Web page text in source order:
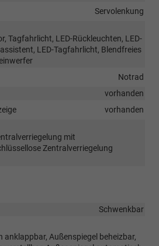
Servolenkung
Tagfahrlicht, LED-Rückleuchten, LED-
LED-Tagfahrlicht, Blendfreies
Notrad
vorhanden
vorhanden
mit
Zentralverriegelung
Schwenkbar
anklappbar, Außenspiegel beheizbar,